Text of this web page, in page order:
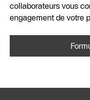
collaborateurs vous
engagement de votre